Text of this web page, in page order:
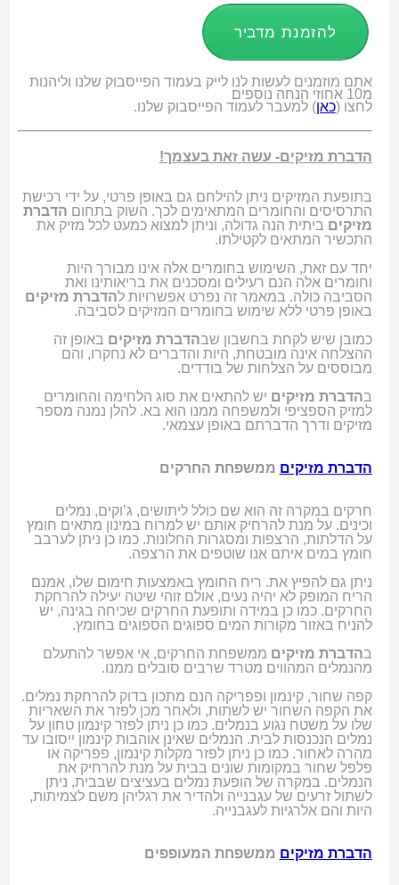
להזמנת מדביר
אתם מוזמנים לעשות לנו לייק בעמוד הפייסבוק שלנו וליהנות
מ10 אחוזי הנחה נוספים
לחצו (כאן) למעבר לעמוד הפייסבוק שלנו.
הדברת מזיקים- עשה זאת בעצמך!
בתופעת המזיקים ניתן להילחם גם באופן פרטי, על ידי רכישת
התרסיסים והחומרים המתאימים לכך. השוק בתחום הדברת
מזיקים ביתית הנה גדולה, וניתן למצוא כמעט לכל מזיק את
התכשיר המתאים לקטילתו.
יחד עם זאת, השימוש בחומרים אלה אינו מבורך היות
וחומרים אלה הנם רעילים ומסכנים את בריאותינו ואת
הסביבה כולה. במאמר זה נפרט אפשרויות להדברת מזיקים
באופן פרטי ללא שימוש בחומרים המזיקים לסביבה.
כמובן שיש לקחת בחשבון שבהדברת מזיקים באופן זה
ההצלחה אינה מובטחת, היות והדברים לא נחקרו, והם
מבוססים על הצלחות של בודדים.
בהדברת מזיקים יש להתאים את סוג הלחימה והחומרים
למזיק הספציפי ולמשפחה ממנו הוא בא. להלן נמנה מספר
מזיקים ודרך הדברתם באופן עצמאי.
הדברת מזיקים ממשפחת החרקים
חרקים במקרה זה הוא שם כולל ליתושים, ג’וקים, נמלים
וכינים. על מנת להרחיק אותם יש למרוח במינון מתאים חומץ
על הדלתות, הרצפות ומסגרות החלונות. כמו כן ניתן לערבב
חומץ במים איתם אנו שוטפים את הרצפה.
ניתן גם להפיץ את. ריח החומץ באמצעות חימום שלו, אמנם
הריח המופק לא יהיה נעים, אולם זוהי שיטה יעילה להרחקת
החרקים. כמו כן במידה ותופעת החרקים שכיחה בגינה, יש
להניח באזור מקורות המים ספוגים הספוגים בחומץ.
בהדברת מזיקים ממשפחת החרקים, אי אפשר להתעלם
מהנמלים המהווים מטרד שרבים סובלים ממנו.
קפה שחור, קינמון ופפריקה הנם מתכון בדוק להרחקת נמלים.
את הקפה השחור יש לשתות, ולאחר מכן לפזר את השאריות
שלו על משטח נגוע בנמלים. כמו כן ניתן לפזר קינמון טחון על
נמלים הנכנסות לבית. הנמלים שאינן אוהבות קינמון ייסובו עד
מהרה לאחור. כמו כן ניתן לפזר מקלות קינמון, פפריקה או
פלפל שחור במקומות שונים בבית על מנת להרחיק את
הנמלים. במקרה של הופעת נמלים בעציצים שבבית, ניתן
לשתול זרעים של עגבנייה ולהדיר את רגליהן משם לצמיתות,
היות והם אלרגיות לעגבנייה.
הדברת מזיקים ממשפחת המעופפים